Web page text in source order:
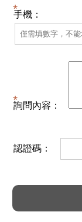
手機：
詢問內容：
認證碼：